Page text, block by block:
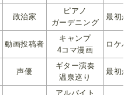
政治家
ピアノ
ガーデニング
最初
動画投稿者
キャンプ
4コマ漫画
ロケ
声優
ギター演奏
温泉巡り
最初
アルバイト